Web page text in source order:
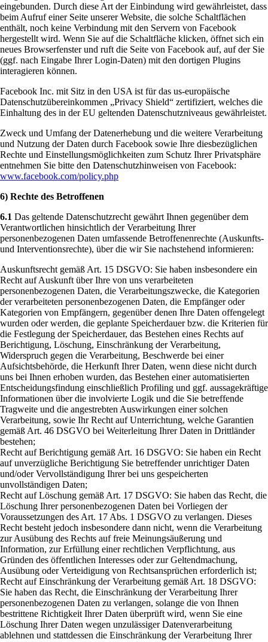
eingebunden. Durch diese Art der Einbindung wird gewährleistet, dass
beim Aufruf einer Seite unserer Website, die solche Schaltflächen
enthält, noch keine Verbindung mit den Servern von Facebook
hergestellt wird. Wenn Sie auf die Schaltfläche klicken, öffnet sich ein
neues Browserfenster und ruft die Seite von Facebook auf, auf der Sie
(ggf. nach Eingabe Ihrer Login-Daten) mit den dortigen Plugins
interagieren können.
Facebook Inc. mit Sitz in den USA ist für das us-europäische
Datenschutzübereinkommen „Privacy Shield“ zertifiziert, welches die
Einhaltung des in der EU geltenden Datenschutzniveaus gewährleistet.
Zweck und Umfang der Datenerhebung und die weitere Verarbeitung
und Nutzung der Daten durch Facebook sowie Ihre diesbezüglichen
Rechte und Einstellungsmöglichkeiten zum Schutz Ihrer Privatsphäre
entnehmen Sie bitte den Datenschutzhinweisen von Facebook:
www.facebook.com/policy.php
6) Rechte des Betroffenen
6.1 Das geltende Datenschutzrecht gewährt Ihnen gegenüber dem
Verantwortlichen hinsichtlich der Verarbeitung Ihrer
personenbezogenen Daten umfassende Betroffenenrechte (Auskunfts-
und Interventionsrechte), über die wir Sie nachstehend informieren:
Auskunftsrecht gemäß Art. 15 DSGVO: Sie haben insbesondere ein
Recht auf Auskunft über Ihre von uns verarbeiteten
personenbezogenen Daten, die Verarbeitungszwecke, die Kategorien
der verarbeiteten personenbezogenen Daten, die Empfänger oder
Kategorien von Empfängern, gegenüber denen Ihre Daten offengelegt
wurden oder werden, die geplante Speicherdauer bzw. die Kriterien für
die Festlegung der Speicherdauer, das Bestehen eines Rechts auf
Berichtigung, Löschung, Einschränkung der Verarbeitung,
Widerspruch gegen die Verarbeitung, Beschwerde bei einer
Aufsichtsbehörde, die Herkunft Ihrer Daten, wenn diese nicht durch
uns bei Ihnen erhoben wurden, das Bestehen einer automatisierten
Entscheidungsfindung einschließlich Profiling und ggf. aussagekräftige
Informationen über die involvierte Logik und die Sie betreffende
Tragweite und die angestrebten Auswirkungen einer solchen
Verarbeitung, sowie Ihr Recht auf Unterrichtung, welche Garantien
gemäß Art. 46 DSGVO bei Weiterleitung Ihrer Daten in Drittländer
bestehen;
Recht auf Berichtigung gemäß Art. 16 DSGVO: Sie haben ein Recht
auf unverzügliche Berichtigung Sie betreffender unrichtiger Daten
und/oder Vervollständigung Ihrer bei uns gespeicherten
unvollständigen Daten;
Recht auf Löschung gemäß Art. 17 DSGVO: Sie haben das Recht, die
Löschung Ihrer personenbezogenen Daten bei Vorliegen der
Voraussetzungen des Art. 17 Abs. 1 DSGVO zu verlangen. Dieses
Recht besteht jedoch insbesondere dann nicht, wenn die Verarbeitung
zur Ausübung des Rechts auf freie Meinungsäußerung und
Information, zur Erfüllung einer rechtlichen Verpflichtung, aus
Gründen des öffentlichen Interesses oder zur Geltendmachung,
Ausübung oder Verteidigung von Rechtsansprüchen erforderlich ist;
Recht auf Einschränkung der Verarbeitung gemäß Art. 18 DSGVO:
Sie haben das Recht, die Einschränkung der Verarbeitung Ihrer
personenbezogenen Daten zu verlangen, solange die von Ihnen
bestrittene Richtigkeit Ihrer Daten überprüft wird, wenn Sie eine
Löschung Ihrer Daten wegen unzulässiger Datenverarbeitung
ablehnen und stattdessen die Einschränkung der Verarbeitung Ihrer